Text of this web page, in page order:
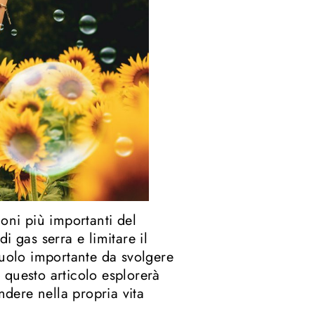
più importanti del
gas serra e limitare il
importante da svolgere
articolo esplorerà
nella propria vita